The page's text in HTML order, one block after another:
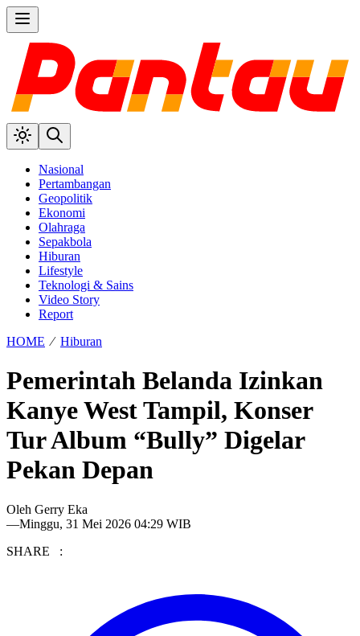
Nasional
Pertambangan
Geopolitik
Ekonomi
Olahraga
Sepakbola
Hiburan
Lifestyle
Teknologi & Sains
Video Story
Report
HOME ⁄ Hiburan
Pemerintah Belanda Izinkan
Kanye West Tampil, Konser
Tur Album “Bully” Digelar
Pekan Depan
Oleh Gerry Eka
—Minggu, 31 Mei 2026 04:29 WIB
SHARE :